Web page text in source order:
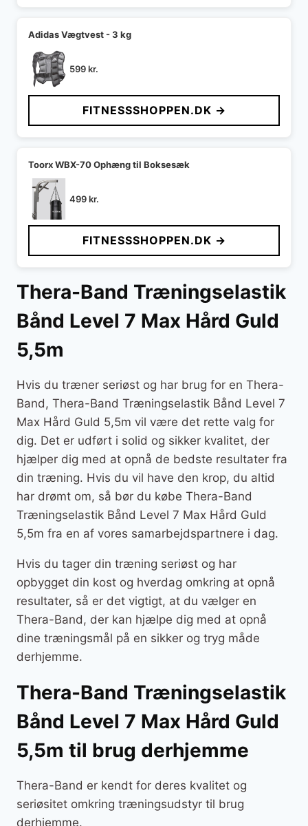
Adidas Vægtvest - 3 kg
599kr.
FITNESSSHOPPEN.DK →
Toorx WBX-70 Ophæng til Boksesæk
499kr.
FITNESSSHOPPEN.DK →
Thera-Band Træningselastik
Bånd Level 7 Max Hård Guld
5,5m
Hvis du træner seriøst og har brug for en Thera-
Band, Thera-Band Træningselastik Bånd Level 7
Max Hård Guld 5,5m vil være det rette valg for
dig. Det er udført i solid og sikker kvalitet, der
hjælper dig med at opnå de bedste resultater fra
din træning. Hvis du vil have den krop, du altid
har drømt om, så bør du købe Thera-Band
Træningselastik Bånd Level 7 Max Hård Guld
5,5m fra en af vores samarbejdspartnere i dag.
Hvis du tager din træning seriøst og har
opbygget din kost og hverdag omkring at opnå
resultater, så er det vigtigt, at du vælger en
Thera-Band, der kan hjælpe dig med at opnå
dine træningsmål på en sikker og tryg måde
derhjemme.
Thera-Band Træningselastik
Bånd Level 7 Max Hård Guld
5,5m til brug derhjemme
Thera-Band er kendt for deres kvalitet og
seriøsitet omkring træningsudstyr til brug
derhjemme.